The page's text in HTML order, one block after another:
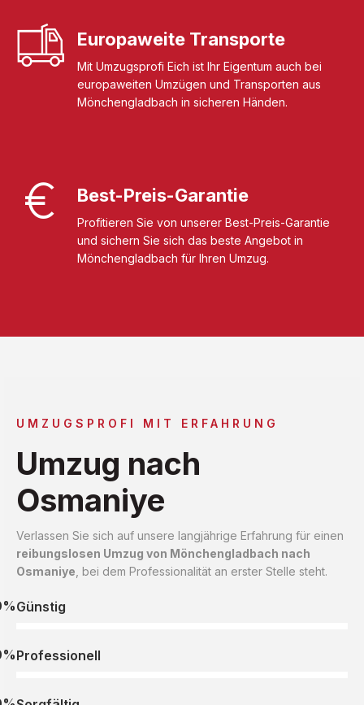
Europaweite Transporte
Mit Umzugsprofi Eich ist Ihr Eigentum auch bei
europaweiten Umzügen und Transporten aus
Mönchengladbach in sicheren Händen.
Best-Preis-Garantie
Profitieren Sie von unserer Best-Preis-Garantie
und sichern Sie sich das beste Angebot in
Mönchengladbach für Ihren Umzug.
UMZUGSPROFI MIT ERFAHRUNG
Umzug nach
Osmaniye
Verlassen Sie sich auf unsere langjährige Erfahrung für einen
reibungslosen Umzug von Mönchengladbach nach
Osmaniye , bei dem Professionalität an erster Stelle steht.
Günstig
Professionell